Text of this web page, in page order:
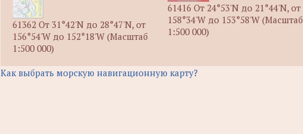
61362 От 31°42'N до 28°47'N, от
156°54'W до 152°18'W (Масштаб
1:500 000)
61416 От 24°53'N до 21°44'N, от
158°34'W до 153°58'W (Масштаб
1:500 000)
Как выбрать морскую навигационную карту?